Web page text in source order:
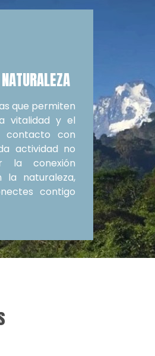
que permiten
vitalidad y el
contacto con
actividad no
la conexión
la naturaleza,
contigo